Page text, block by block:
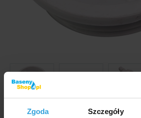
Zgoda Szczegóły
Zdjęcia i filmy mają wyłącznie charakter